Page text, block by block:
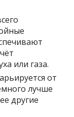
или газа.
от
лучше
другие